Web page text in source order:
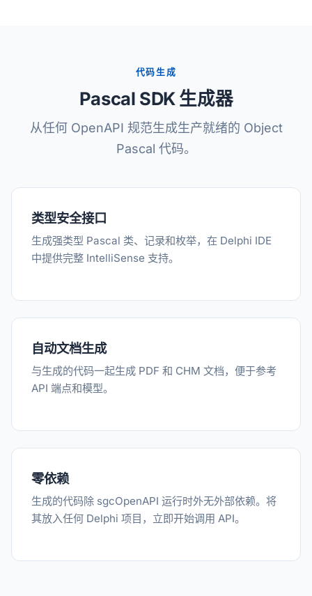
代码生成
Pascal SDK 生成器
从任何 OpenAPI 规范生成生产就绪的 Object
Pascal 代码。
类型安全接口
生成强类型 Pascal 类、记录和枚举，在 Delphi IDE
中提供完整 IntelliSense 支持。
自动文档生成
与生成的代码一起生成 PDF 和 CHM 文档，便于参考
API 端点和模型。
零依赖
生成的代码除 sgcOpenAPI 运行时外无外部依赖。将
其放入任何 Delphi 项目，立即开始调用 API。